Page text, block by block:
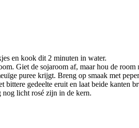
en kook dit 2 minuten in water.
Giet de sojaroom af, maar hou de
puree krijgt. Breng op smaak met
gedeelte eruit en laat beide kanten
licht rosé zijn in de kern.